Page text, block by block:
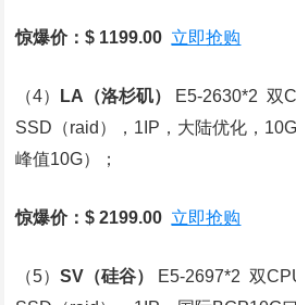
惊爆价：$ 1199.00 立即抢购
（4） LA （洛杉矶）
E5-2630*2 双
SSD（raid），1IP，大陆优化，
峰值10G）；
惊爆价：$ 2199.00 立即抢购
（5）SV （硅谷）
E5-2697*2 双